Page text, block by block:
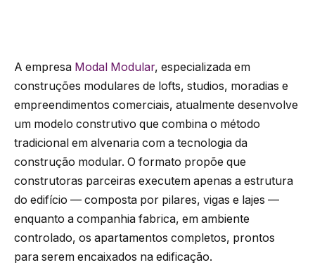
A empresa Modal Modular, especializada em
construções modulares de lofts, studios, moradias e
empreendimentos comerciais, atualmente desenvolve
um modelo construtivo que combina o método
tradicional em alvenaria com a tecnologia da
construção modular. O formato propõe que
construtoras parceiras executem apenas a estrutura
do edifício — composta por pilares, vigas e lajes —
enquanto a companhia fabrica, em ambiente
controlado, os apartamentos completos, prontos
para serem encaixados na edificação.